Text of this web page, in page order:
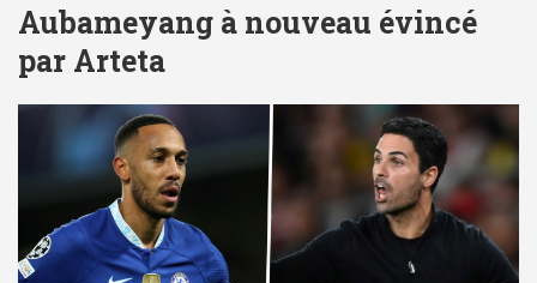
Aubameyang à nouveau évincé
par Arteta